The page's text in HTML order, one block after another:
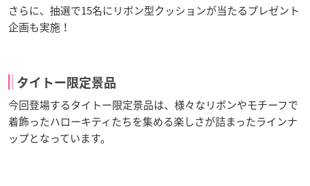
さらに、抽選で15名にリボン型クッションが当たるプレゼント
企画も実施！
タイトー限定景品
今回登場するタイトー限定景品は、様々なリボンやモチーフで
着飾ったハローキティたちを集める楽しさが詰まったラインナ
ップとなっています。